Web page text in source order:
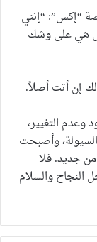
“إكس”: “إنني
بل هي على وشك
إن أتت أصلاً.
التغيير،
وأصبحت
جديد. فلا
النجاح والسلام